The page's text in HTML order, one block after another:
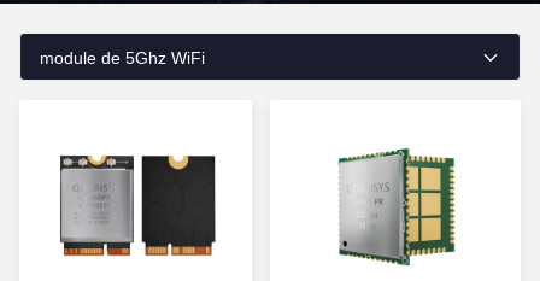
module de 5Ghz WiFi